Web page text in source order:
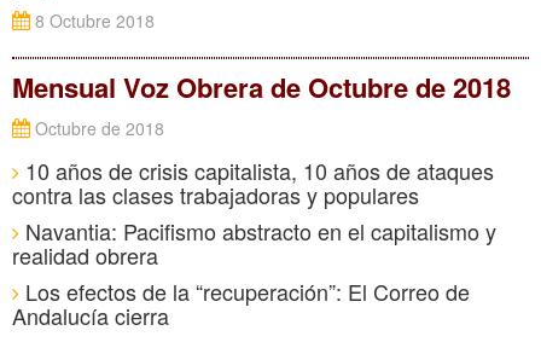
8 Octubre 2018
Mensual Voz Obrera de Octubre de 2018
Octubre de 2018
10 años de crisis capitalista, 10 años de ataques
contra las clases trabajadoras y populares
Navantia: Pacifismo abstracto en el capitalismo y
realidad obrera
Los efectos de la “recuperación”: El Correo de
Andalucía cierra